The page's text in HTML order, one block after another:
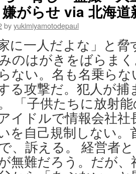
がらせ via 北海道
byyukimiyamotodepaul
に一人だよな」と脅
のはがきをばらま
ない。名も名乗ら
る攻撃だ。犯人が
「子供たちに放射
イドルで情報会社
を自己規制しない
、訴える。 経営者
無難だろう。だが、